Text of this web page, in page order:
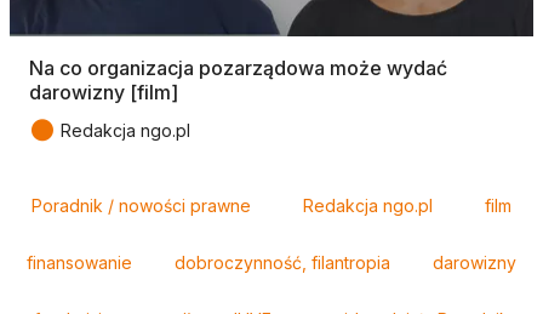
Na co organizacja pozarządowa może wydać
darowizny [film]
● Redakcja ngo.pl
Poradnik / nowości prawne Redakcja ngo.pl film
finansowanie dobroczynność, filantropia darowizny